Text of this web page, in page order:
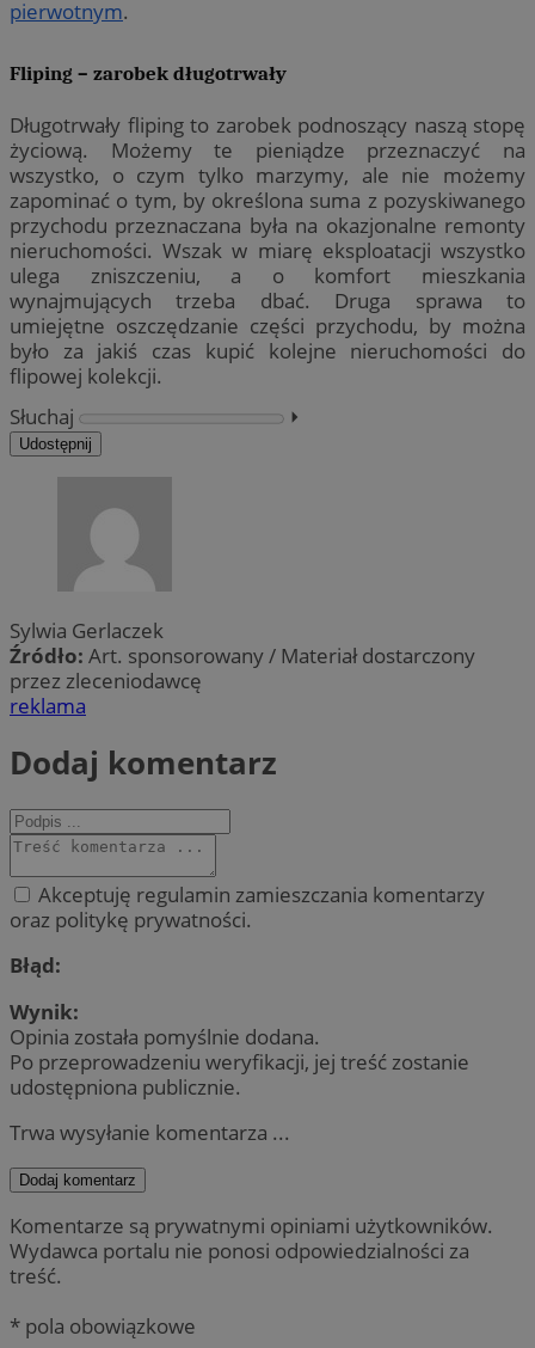
pierwotnym.
Fliping – zarobek długotrwały
Długotrwały fliping to zarobek podnoszący naszą stopę
życiową. Możemy te pieniądze przeznaczyć na
wszystko, o czym tylko marzymy, ale nie możemy
zapominać o tym, by określona suma z pozyskiwanego
przychodu przeznaczana była na okazjonalne remonty
nieruchomości. Wszak w miarę eksploatacji wszystko
ulega zniszczeniu, a o komfort mieszkania
wynajmujących trzeba dbać. Druga sprawa to
umiejętne oszczędzanie części przychodu, by można
było za jakiś czas kupić kolejne nieruchomości do
flipowej kolekcji.
Słuchaj
⏵︎
Udostępnij
Sylwia Gerlaczek
Źródło: Art. sponsorowany / Materiał dostarczony
przez zleceniodawcę
reklama
Dodaj komentarz
Akceptuję regulamin zamieszczania komentarzy
oraz politykę prywatności.
Błąd:
Wynik:
Opinia została pomyślnie dodana.
Po przeprowadzeniu weryfikacji, jej treść zostanie
udostępniona publicznie.
Trwa wysyłanie komentarza ...
Dodaj komentarz
Komentarze są prywatnymi opiniami użytkowników.
Wydawca portalu nie ponosi odpowiedzialności za
treść.
* pola obowiązkowe